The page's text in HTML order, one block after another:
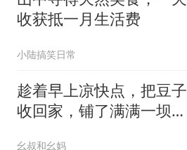
收获抵一月生活费
小陆搞笑日常
趁着早上凉快点，把豆子
收回家，铺了满满一坝
幺叔和幺妈